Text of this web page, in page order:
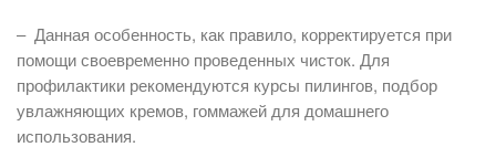
– Данная особенность, как правило, корректируется при
помощи своевременно проведенных чисток. Для
профилактики рекомендуются курсы пилингов, подбор
увлажняющих кремов, гоммажей для домашнего
использования.